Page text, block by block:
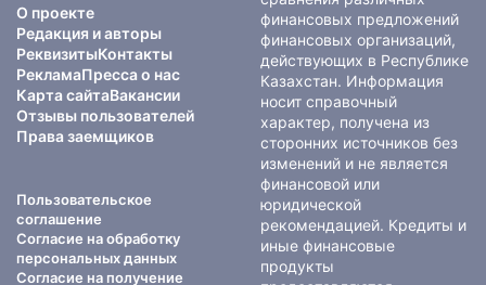
О проекте
Редакция и авторы
РеквизитыКонтакты
РекламаПресса о нас
Карта сайтаВакансии
Отзывы пользователей
Права заемщиков
Пользовательское
соглашение
Согласие на обработку
персональных данных
Согласие на получение
финансовых предложений
финансовых организаций,
действующих в Республике
Казахстан. Информация
носит справочный
характер, получена из
сторонних источников без
изменений и не является
финансовой или
юридической
рекомендацией. Кредиты и
иные финансовые
продукты